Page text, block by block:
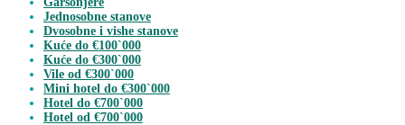
Jednosobne stanove
Dvosobne i vishe stanove
Kuće do €100`000
Kuće do €300`000
Vile od €300`000
Mini hotel do €300`000
Hotel do €700`000
Hotel od €700`000